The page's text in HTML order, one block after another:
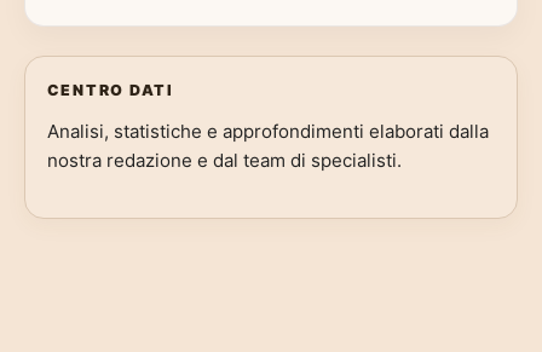
CENTRO DATI
Analisi, statistiche e approfondimenti elaborati dalla
nostra redazione e dal team di specialisti.